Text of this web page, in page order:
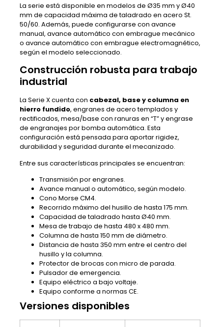
La serie está disponible en modelos de Ø35 mm y Ø40
mm de capacidad máxima de taladrado en acero St.
50/60. Además, puede configurarse con avance
manual, avance automático con embrague mecánico
o avance automático con embrague electromagnético,
según el modelo seleccionado.
Construcción robusta para trabajo
industrial
La Serie X cuenta con cabezal, base y columna en
hierro fundido, engranes de acero templados y
rectificados, mesa/base con ranuras en “T” y engrase
de engranajes por bomba automática. Esta
configuración está pensada para aportar rigidez,
durabilidad y seguridad durante el mecanizado.
Entre sus características principales se encuentran:
Transmisión por engranes.
Avance manual o automático, según modelo.
Cono Morse CM4.
Recorrido máximo del husillo de hasta 175 mm.
Capacidad de taladrado hasta Ø40 mm.
Mesa de trabajo de hasta 480 x 480 mm.
Columna de hasta 150 mm de diámetro.
Distancia de hasta 350 mm entre el centro del
husillo y la columna.
Protector de brocas con micro de parada.
Pulsador de emergencia.
Equipo eléctrico a bajo voltaje.
Equipo conforme a normas CE.
Versiones disponibles